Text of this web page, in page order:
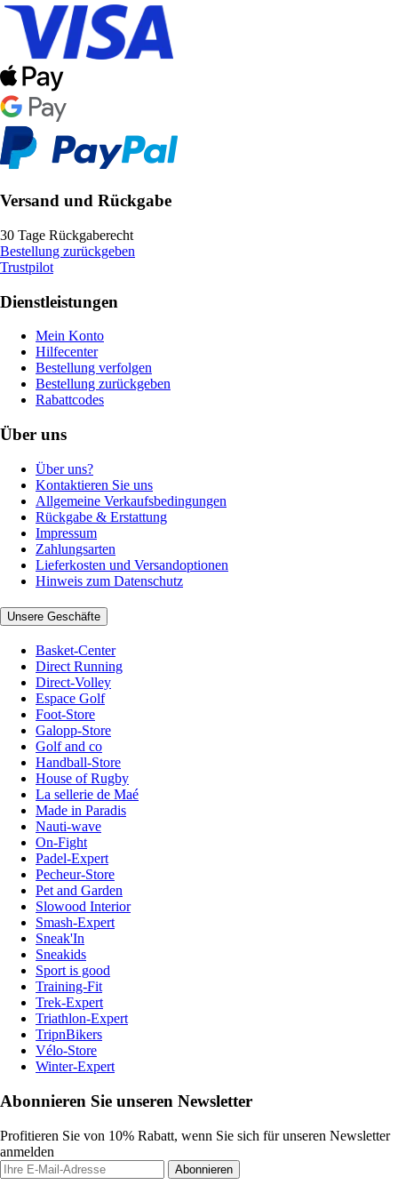
Versand und Rückgabe
30 Tage Rückgaberecht
Bestellung zurückgeben
Trustpilot
Dienstleistungen
Mein Konto
Hilfecenter
Bestellung verfolgen
Bestellung zurückgeben
Rabattcodes
Über uns
Über uns?
Kontaktieren Sie uns
Allgemeine Verkaufsbedingungen
Rückgabe & Erstattung
Impressum
Zahlungsarten
Lieferkosten und Versandoptionen
Hinweis zum Datenschutz
Unsere Geschäfte
Basket-Center
Direct Running
Direct-Volley
Espace Golf
Foot-Store
Galopp-Store
Golf and co
Handball-Store
House of Rugby
La sellerie de Maé
Made in Paradis
Nauti-wave
On-Fight
Padel-Expert
Pecheur-Store
Pet and Garden
Slowood Interior
Smash-Expert
Sneak'In
Sneakids
Sport is good
Training-Fit
Trek-Expert
Triathlon-Expert
TripnBikers
Vélo-Store
Winter-Expert
Abonnieren Sie unseren Newsletter
Profitieren Sie von 10% Rabatt, wenn Sie sich für unseren Newsletter
anmelden
Abonnieren